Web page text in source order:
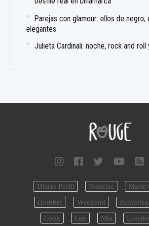
Parejas con glamour: ellos de negro;
elegantes
Julieta Cardinali: noche, rock and
Diario Perfil Noticias Marie
Hombre
Weekend
Look
Luz Mía